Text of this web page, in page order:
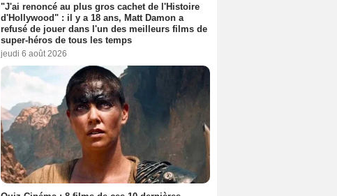
"J'ai renoncé au plus gros cachet de l'Histoire
d'Hollywood" : il y a 18 ans, Matt Damon a
refusé de jouer dans l'un des meilleurs films de
super-héros de tous les temps
jeudi 6 août 2026